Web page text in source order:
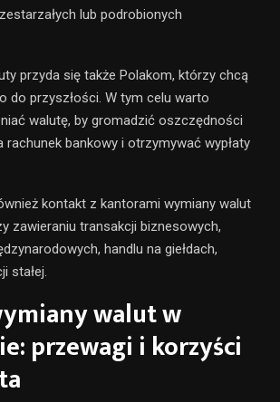
lub podrobionych
przyda się także Polakom, którzy chcą
do przyszłości. W tym celu warto
walutę, by gromadzić oszczędności
rachunek bankowy i otrzymywać wypłaty
kontakt z kantorami wymiany walut
zawieraniu transakcji biznesowych,
handlu na giełdach,
stałej.
walut w
przewagi i korzyści